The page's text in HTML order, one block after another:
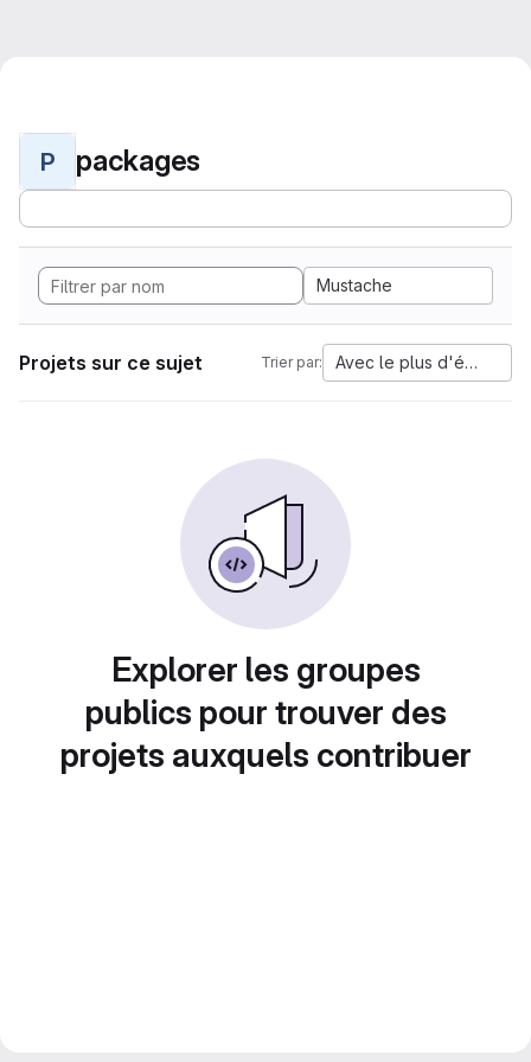
P packages
Mustache
Projets sur ce sujet Trier par: Avec le plus d'étoiles
Explorer les groupes
publics pour trouver des
projets auxquels contribuer